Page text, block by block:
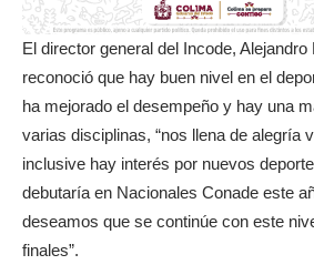
El director general del Incode,
reconoció que hay buen nivel en el
ha mejorado el desempeño y hay una
varias disciplinas, “nos llena de alegría
inclusive hay interés por nuevos
debutaría en Nacionales Conade este
deseamos que se continúe con este
finales”.